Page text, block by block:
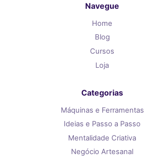
Navegue
Home
Blog
Cursos
Loja
Categorias
Máquinas e Ferramentas
Ideias e Passo a Passo
Mentalidade Criativa
Negócio Artesanal